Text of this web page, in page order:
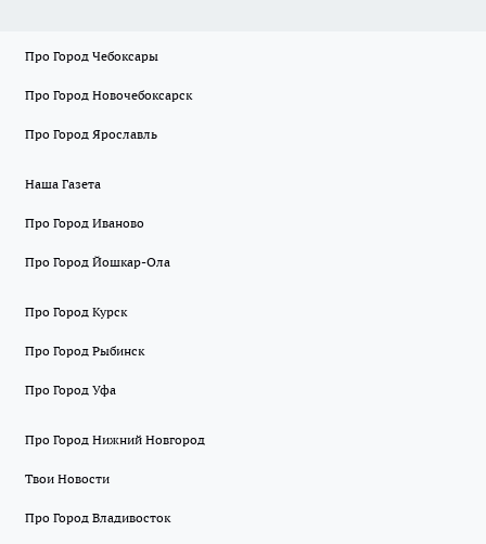
Про Город Чебоксары
Про Город Новочебоксарск
Про Город Ярославль
Наша Газета
Про Город Иваново
Про Город Йошкар-Ола
Про Город Курск
Про Город Рыбинск
Про Город Уфа
Про Город Нижний Новгород
Твои Новости
Про Город Владивосток